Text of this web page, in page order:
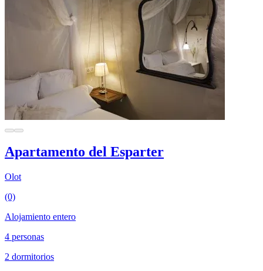
Apartamento del Esparter
Olot
(0)
Alojamiento entero
4 personas
2 dormitorios